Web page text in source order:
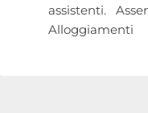
assistenti.
Alloggiamenti